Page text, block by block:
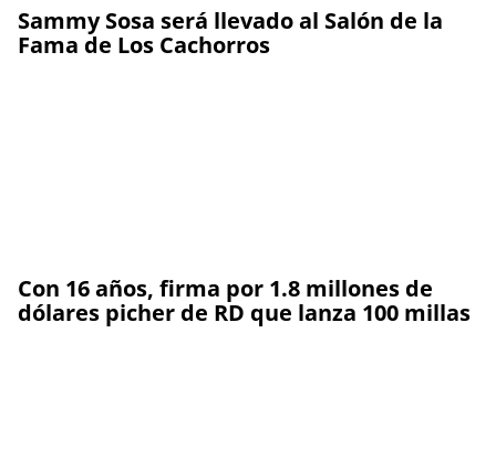
Sammy Sosa será llevado al Salón de la
Fama de Los Cachorros
Con 16 años, firma por 1.8 millones de
dólares picher de RD que lanza 100 millas